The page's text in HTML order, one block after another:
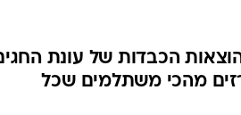
הכבדות של עונת
מהכי משתלמים שכל